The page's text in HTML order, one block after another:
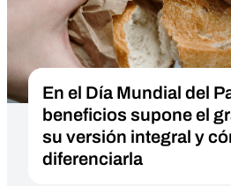
En el Día Mundial del
beneficios supone el
su versión integral y
diferenciarla